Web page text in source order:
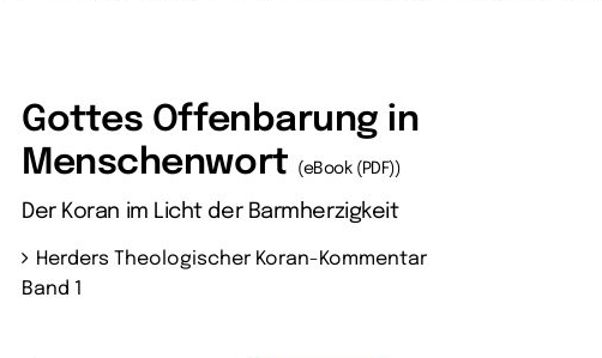
Gottes Offenbarung in
Menschenwort
(eBook (PDF))
Der Koran im Licht der Barmherzigkeit
Herders Theologischer Koran-Kommentar
Band 1